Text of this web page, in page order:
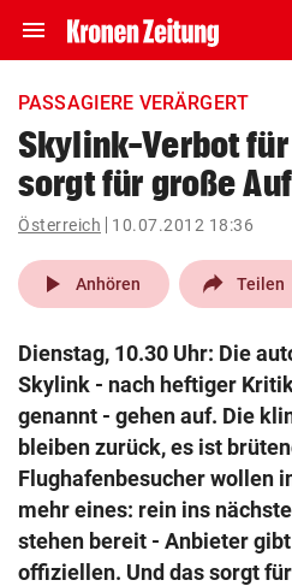
menu Navigation
ein-/ausklappen
account_circle Anmelden
pin_drop
Wien
search
Suchbegriff
eingeben
© Krone Multimedia GmbH & Co
PASSAGIERE VERÄRGERT
Skylink-Verbot
sorgt für große
Österreich 10.07.2012 18:36
play_arrow Anhören Teilen
Dienstag, 10.30 Uhr: Die
Skylink - nach heftiger
genannt - gehen auf. Die
bleiben zurück, es ist
Flughafenbesucher wollen
mehr eines: rein ins
stehen bereit - Anbieter
offiziellen. Und das sorgt